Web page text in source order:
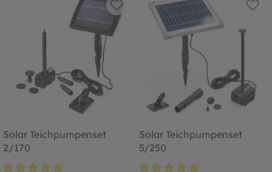
Solar Teichpumpenset
2/170
Solar Teichpumpenset
5/250